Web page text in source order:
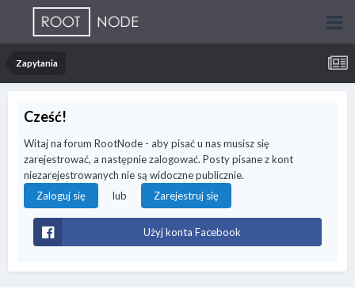
Zapytania
Cześć!
Witaj na forum RootNode - aby pisać u nas musisz się
zarejestrować, a następnie zalogować. Posty pisane z kont
niezarejestrowanych nie są widoczne publicznie.
Zaloguj się
lub Zarejestruj się
Użyj konta Facebook